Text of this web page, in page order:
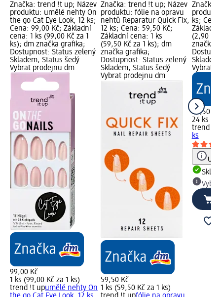
Značka: trend !t up; Název
produktu: umělé nehty On
the go Cat Eye Look, 12 ks;
Cena: 99,00 Kč; Základní
cena: 1 ks (99,00 Kč za 1
ks); dm značka grafika;
Dostupnost: Status zelený
Skladem, Status šedý
Vybrat prodejnu dm
99,00 Kč
1 ks (99,00 Kč za 1 ks)
trend !t upumělé nehty On
Značka: trend !t up; Název
produktu: fólie na opravu
nehtů Reparatur Quick Fix,
12 ks; Cena: 59,50 Kč;
Základní cena: 1 ks
(59,50 Kč za 1 ks); dm
značka grafika;
Dostupnost: Status zelený
Skladem, Status šedý
Vybrat prodejnu dm
59,50 Kč
1 ks (59,50 Kč za 1 ks)
Značka:
ks;
(2,90 Kč
značka
Vybrat
69,50 Kč
24 ks
trend !t
ks